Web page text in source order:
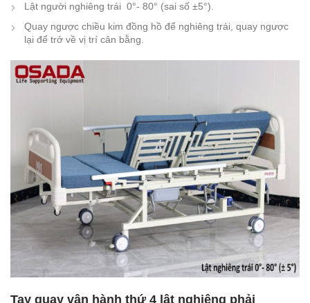
Lật người nghiêng trái 0°- 80° (sai số ±5°).
Quay ngược chiều kim đồng hồ để nghiêng trái, quay ngược
lại để trở về vị trí cân bằng.
Tay quay vận hành thứ 4 lật nghiêng phải